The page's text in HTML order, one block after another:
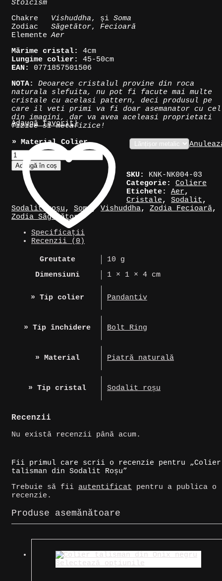
Stoicism
Chakre
Vishuddha, și Soma
Zodiac
Săgetător, Fecioară
Elemente Aer
Mărime cristal:
4cm
Lungime colier:
45-50cm
EAN:
0771857501506
NOTA:
Deoarece cristalul provine din roca
naturala slefuita, nu pot fi facute mai multe
cristale cu acelasi pattern, deci produsul pe
care il veti primi va fi doar asemanator cu cel
din imagini, dar va avea aceleasi proprietati
fizice si metafizice!
» Material Colier
Cantitate
Colier
talisman
din
Sodalit
Adaugă în coș
Adaugă favorit!
SKU: KNK-NK004-03
Categorie: Coliere
Etichete: Aer,
Cristale, Sodalit,
Sodalit roșu, Soma , Vishuddha, Zodia Fecioară,
Zodia Săgetător
Specificații
Recenzii (0)
Greutate
10 g
Dimensiuni
1 × 1 × 4 cm
» Tip colier Pandantiv
» Tip închidere Bolt Ring
» Material Piatră naturală
» Tip cristal Sodalit roșu
Recenzii
Nu există recenzii până acum.
Fii primul care scrii o recenzie pentru „Colier
talisman din Sodalit Roșu”
Trebuie să fii autentificat pentru a publica o
recenzie.
Produse asemănătoare
Selectează opțiunile